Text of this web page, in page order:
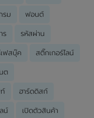
รม ฟอนต์
ร รหัสผ่าน
ฟสบุ๊ค สติ๊กเกอร์ไลน์
ต
ฮาร์ดดิสก์
น์ เปิดตัวสินค้า